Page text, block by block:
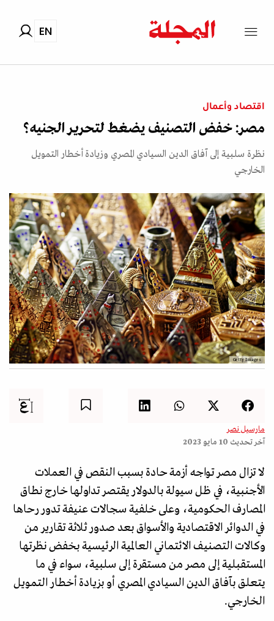
EN
اقتصاد وأعمال
مصر: خفض التصنيف يضغط لتحرير الجنيه؟
نظرة سلبية إلى آفاق الدين السيادي المصري وزيادة أخطار التمويل
الخارجي
Getty Images
مارسيل نصر
آخر تحديث 10 مايو 2023
لا تزال مصر تواجه أزمة حادة بسبب النقص في العملات
الأجنبية، في ظل سيولة بالدولار يقتصر تداولها خارج نطاق
المصارف الحكومية، وعلى خلفية سجالات عنيفة تدور رحاها
في الدوائر الاقتصادية والأسواق بعد صدور ثلاثة تقارير من
وكالات التصنيف الائتماني العالمية الرئيسية بخفض نظرتها
المستقبلية إلى مصر من مستقرة إلى سلبية، سواء في ما
يتعلق بآفاق الدين السيادي المصري أو بزيادة أخطار التمويل
الخارجي.